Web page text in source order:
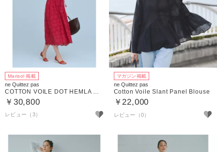
Marisol 掲載
ne Quittez pas
COTTON VOILE DOT HEMLA NO SLEEVE DRESS
￥30,800
レビュー（3）
マガジン掲載
ne Quittez pas
Cotton Voile Slant Panel Blouse
￥22,000